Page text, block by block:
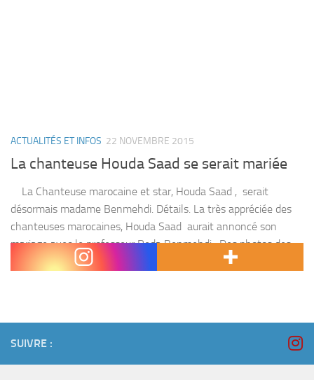
ACTUALITÉS ET INFOS 22 NOVEMBRE 2015
La chanteuse Houda Saad se serait mariée
La Chanteuse marocaine et star, Houda Saad , serait
désormais madame Benmehdi. Détails. La très appréciée des
chanteuses marocaines, Houda Saad aurait annoncé son
mariage avec le professeur Reda Benmehdi . Des photos des
fiançailles qui ont eu lieu,...
SUIVRE :